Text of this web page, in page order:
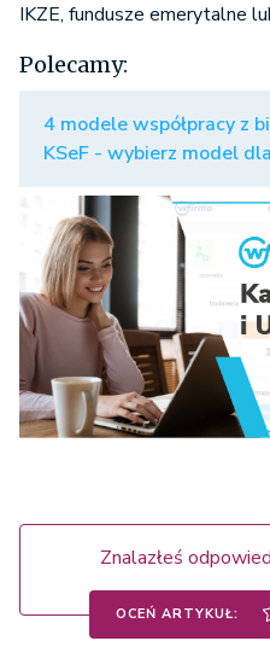
IKZE, fundusze emerytalne
Polecamy:
4 modele współpracy z
KSeF - wybierz model
Znalazłeś
OCEŃ ARTYKUŁ: